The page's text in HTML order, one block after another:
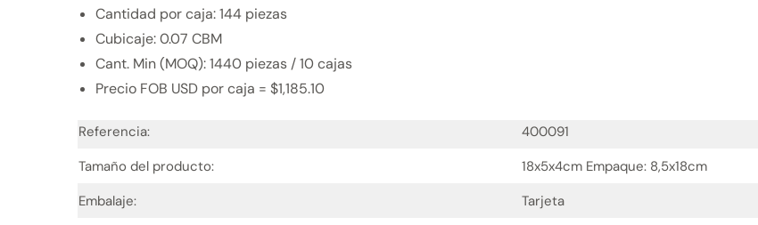
Cantidad por caja: 144 piezas
Cubicaje: 0.07 CBM
Cant. Min (MOQ): 1440 piezas / 10 cajas
Precio FOB USD por caja = $1,185.10
Referencia:
400091
Tamaño del producto:
18x5x4cm Empaque: 8,5x18cm
Embalaje:
Tarjeta